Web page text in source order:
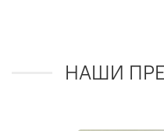
НАШИ